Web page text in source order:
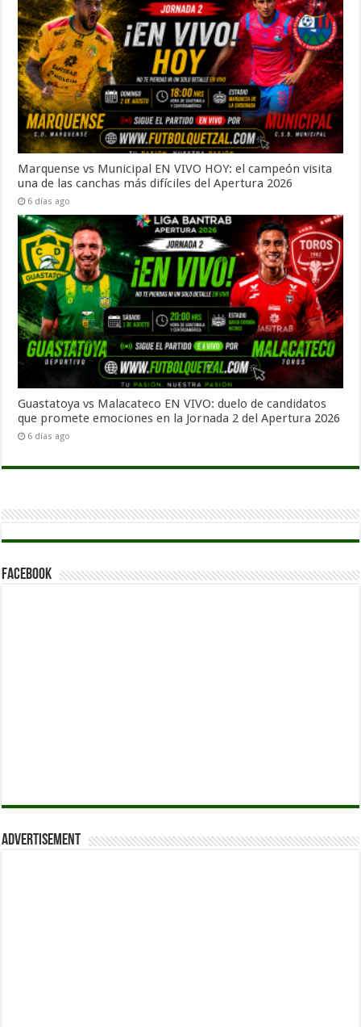
Marquense vs Municipal EN VIVO HOY: el campeón visita
una de las canchas más difíciles del Apertura 2026
6 días ago
Guastatoya vs Malacateco EN VIVO: duelo de candidatos
que promete emociones en la Jornada 2 del Apertura 2026
6 días ago
Facebook
Advertisement